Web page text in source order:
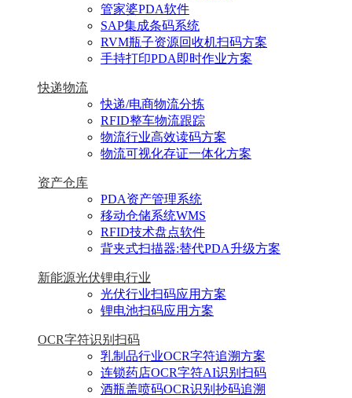
管家婆PDA软件
SAP集成条码系统
RVM瓶子资源回收机扫码方案
手持打印PDA即时作业方案
快递物流
快递/电商物流分拣
RFID整车物流跟踪
物流行业高效读码方案
物流可视化存证一体化方案
资产仓库
PDA资产管理系统
移动仓储系统WMS
RFID技术盘点软件
背夹式扫描器:替代PDA升级方案
新能源光伏锂电行业
光伏行业扫码应用方案
锂电池扫码应用方案
OCR字符识别扫码
乳制品行业OCR字符追溯方案
连锁药店OCR字符AI识别扫码
酒瓶盖喷码OCR识别抄码追溯